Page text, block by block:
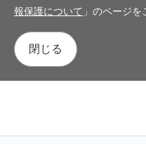
報保護について 」のページを
閉じる